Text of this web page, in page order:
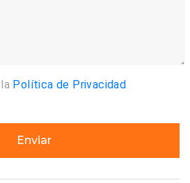
Política de Privacidad
Enviar